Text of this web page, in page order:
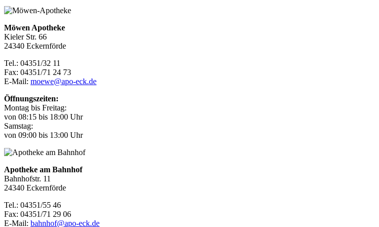
Möwen Apotheke
Kieler Str. 66
24340 Eckernförde
Tel.: 04351/32 11
Fax: 04351/71 24 73
E-Mail: moewe@apo-eck.de
Öffnungszeiten:
Montag bis Freitag:
von 08:15 bis 18:00 Uhr
Samstag:
von 09:00 bis 13:00 Uhr
Apotheke am Bahnhof
Bahnhofstr. 11
24340 Eckernförde
Tel.: 04351/55 46
Fax: 04351/71 29 06
E-Mail: bahnhof@apo-eck.de